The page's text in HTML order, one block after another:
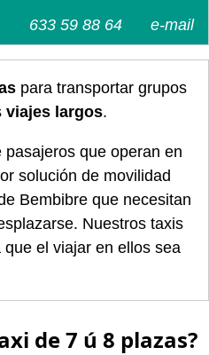
e-mail
633 59 88 64
para transportar grupos
viajes largos.
que operan en
solución de movilidad
Bembibre que necesitan
Nuestros taxis
el viajar en ellos sea
de 7 ú 8 plazas?